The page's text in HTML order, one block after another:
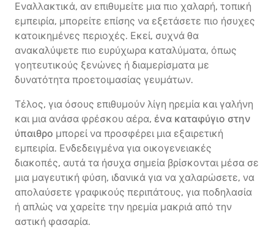
Εναλλακτικά, αν επιθυμείτε μια πιο χαλαρή, τοπική
εμπειρία, μπορείτε επίσης να εξετάσετε πιο ήσυχες
κατοικημένες περιοχές. Εκεί, συχνά θα
ανακαλύψετε πιο ευρύχωρα καταλύματα, όπως
γοητευτικούς ξενώνες ή διαμερίσματα με
δυνατότητα προετοιμασίας γευμάτων.
Τέλος, για όσους επιθυμούν λίγη ηρεμία και γαλήνη
και μια ανάσα φρέσκου αέρα, ένα καταφύγιο στην
ύπαιθρο μπορεί να προσφέρει μια εξαιρετική
εμπειρία. Ενδεδειγμένα για οικογενειακές
διακοπές, αυτά τα ήσυχα σημεία βρίσκονται μέσα σε
μια μαγευτική φύση, ιδανικά για να χαλαρώσετε, να
απολαύσετε γραφικούς περιπάτους, για ποδηλασία
ή απλώς να χαρείτε την ηρεμία μακριά από την
αστική φασαρία.